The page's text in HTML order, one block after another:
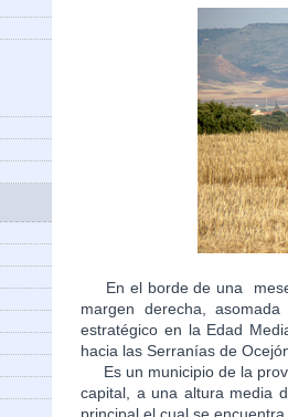
En el borde de una
margen derecha,
estratégico en la Edad
hacia las Serranías de
Es un municipio de la
capital, a una altura media